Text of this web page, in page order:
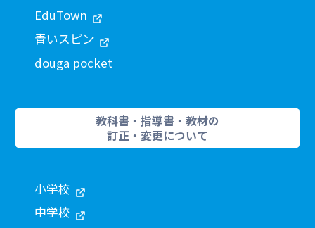
EduTown
青いスピン
douga pocket
教科書・指導書・教材の
訂正・変更について
小学校
中学校